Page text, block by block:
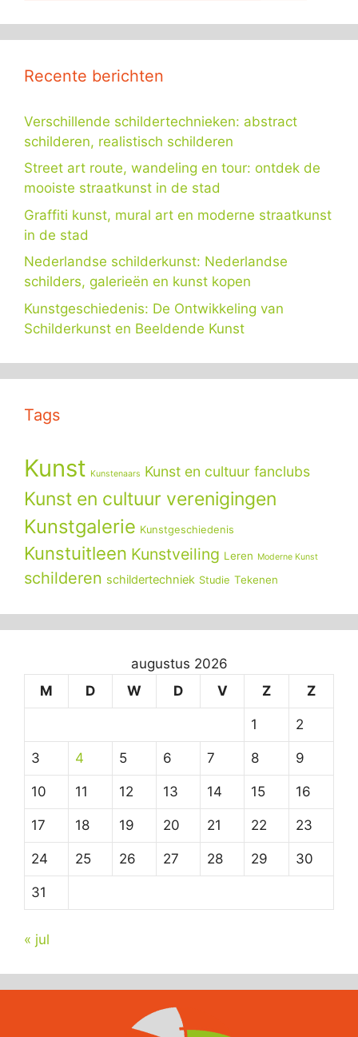
Recente berichten
Verschillende schildertechnieken: abstract
schilderen, realistisch schilderen
Street art route, wandeling en tour: ontdek de
mooiste straatkunst in de stad
Graffiti kunst, mural art en moderne straatkunst
in de stad
Nederlandse schilderkunst: Nederlandse
schilders, galerieën en kunst kopen
Kunstgeschiedenis: De Ontwikkeling van
Schilderkunst en Beeldende Kunst
Tags
Kunst Kunstenaars Kunst en cultuur fanclubs
Kunst en cultuur verenigingen
Kunstgalerie Kunstgeschiedenis
Kunstuitleen Kunstveiling Leren Moderne Kunst
schilderen schildertechniek Studie Tekenen
augustus 2026
M
D W D V Z Z
1 2
3 4 5 6 7 8 9
10 11 12 13 14 15 16
17 18 19 20 21 22 23
24 25 26 27 28 29 30
31
« jul